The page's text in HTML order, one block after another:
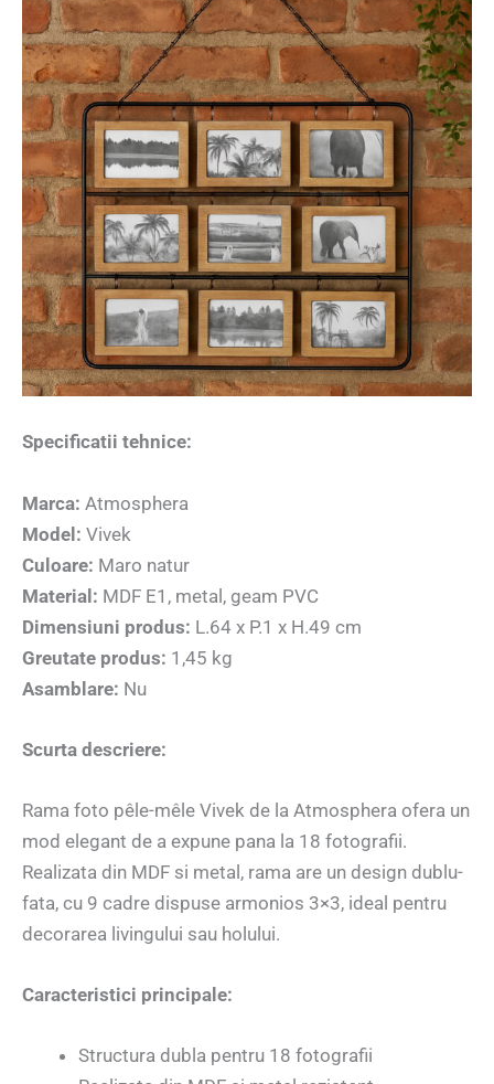
Specificatii tehnice:
Marca: Atmosphera
Model: Vivek
Culoare: Maro natur
Material: MDF E1, metal, geam PVC
Dimensiuni produs: L.64 x P.1 x H.49 cm
Greutate produs: 1,45 kg
Asamblare: Nu
Scurta descriere:
Rama foto pêle-mêle Vivek de la Atmosphera ofera un
mod elegant de a expune pana la 18 fotografii.
Realizata din MDF si metal, rama are un design dublu-
fata, cu 9 cadre dispuse armonios 3×3, ideal pentru
decorarea livingului sau holului.
Caracteristici principale:
Structura dubla pentru 18 fotografii